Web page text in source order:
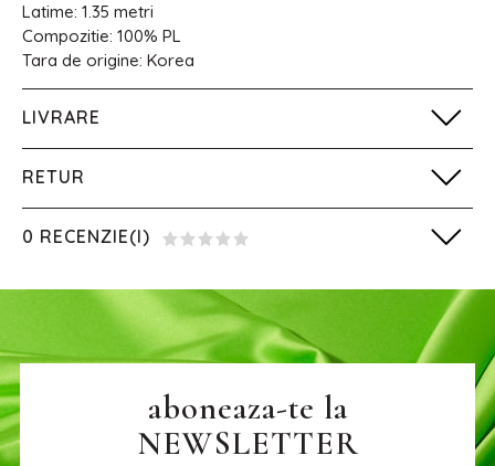
Latime: 1.35 metri
Compozitie: 100% PL
Tara de origine: Korea
LIVRARE
RETUR
0 RECENZIE(I)
aboneaza-te la
NEWSLETTER